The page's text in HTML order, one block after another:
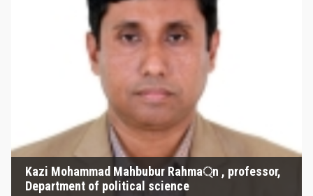
Kazi Mohammad Mahbubur Rahma্‌n , professor,
Department of political science
Kazi Mohammad Mahbubur
Rahma্‌n , professor, Department
of political science
Education Enthusiast Representative